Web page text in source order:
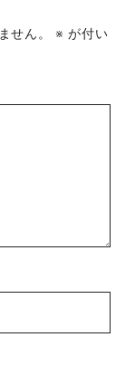
せん。 ※ が付い